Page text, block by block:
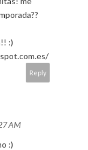
:)
Reply
AM
:)